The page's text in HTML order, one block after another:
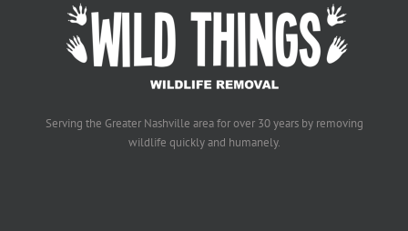
Serving the Greater Nashville area for over 30 years by removing
wildlife quickly and humanely.